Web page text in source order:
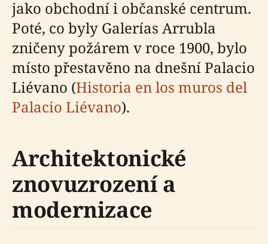
jako obchodní i občanské centrum.
Poté, co byly Galerías Arrubla
zničeny požárem v roce 1900, bylo
místo přestavěno na dnešní Palacio
Liévano (Historia en los muros del
Palacio Liévano).
Architektonické
znovuzrození a
modernizace